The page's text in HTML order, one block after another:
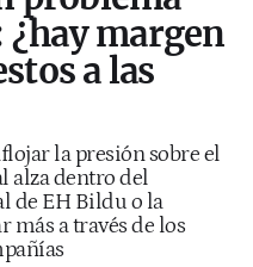
margen
a las
la presión sobre el
alza dentro del
de EH Bildu o la
más a través de los